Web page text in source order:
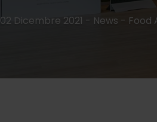
02 Dicembre 2021 - News - Food